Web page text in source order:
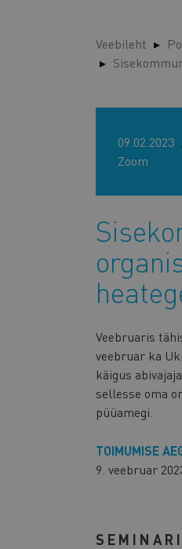
Veebileht
09.02.2023
Zoom
Veebruaris
veebruar ka
käigus
sellesse oma
püüamegi.
TOIMUMISE
9. veebruar